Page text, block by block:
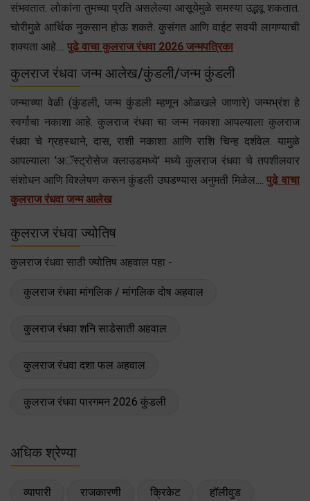
संभवतात. लोकांना तुमच्या प्रति असलेल्या आसूयेमुळे समस्या उद्भवू शकतात.
चोरीमुळे आर्थिक नुकसान होऊ शकते. कुसंगत आणि वाईट सवयी लागण्याची
शक्यता आहे.... पुढे वाचा कुलराज रंधवा 2026 जन्मपत्रिका
कुलराज रंधवा जन्म आलेख/कुंडली/जन्म कुंडली
जन्माच्या वेळी (कुंडली, जन्म कुंडली म्हणून ओळखले जाणारे) जन्मभ्रंश हे
स्वर्गाचा नकाशा आहे. कुलराज रंधवा चा जन्म नकाशा आपल्याला कुलराज
रंधवा चे ग्रहस्थाने, दास, राशी नकाशा आणि राशि चिन्ह दर्शवेल. यामुळे
आपल्याला 'अॅस्ट्रोसेज क्लाउडमध्ये' मध्ये कुलराज रंधवा चे तपशीलवार
संशोधन आणि विश्लेषण करून कुंडली उघडण्यास अनुमती मिळेल....पुढे वाचा
कुलराज रंधवा जन्म आलेख
कुलराज रंधवा ज्योतिष
कुलराज रंधवा साठी ज्योतिष अहवाल पहा -
कुलराज रंधवा मांगलिक / मांगलिक दोष अहवाल
कुलराज रंधवा शनि साडेसाती अहवाल
कुलराज रंधवा दशा फल अहवाल
कुलराज रंधवा पारगमन 2026 कुंडली
अधिक श्रेण्या
व्यापारी राजकारणी क्रिकेट हॉलीवुड